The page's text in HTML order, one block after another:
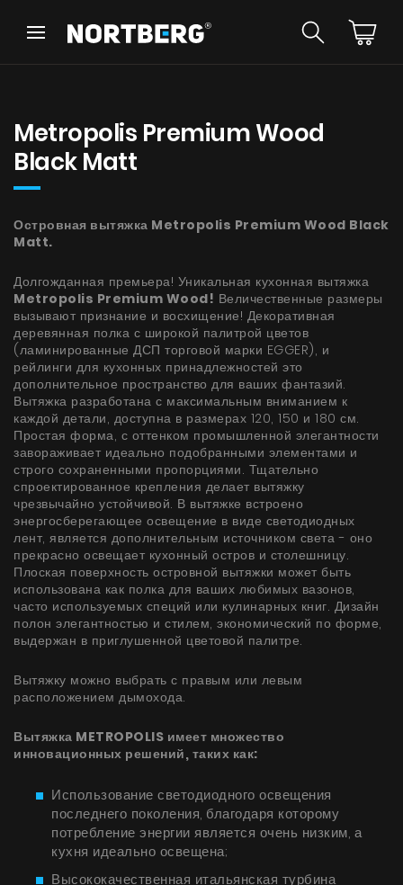
Назад
Вытяжки Островные
Вытяжки Пристенные
Вытяжки Встраиваемые
Вытяжки Рустикальные
Вытяжки Цилиндрические
Вытяжки Декоративные
Вытяжки Телескопические
Вытяжки Интегрированные
Аксессуары
Образцы цветов
Серия Super Silent
Nortberg Тихий Дом
Вытяжки с турбиной на крыше дома
Nortberg Тихая Кухня
Вытяжки с турбиной за пределами кухнонной
комнаты
Назад
УВИДЕТЬ ВСЕ
Инструкции
УВИДЕТЬ ВСЕ
FAQ - часто задаваемые вопросы
УВИДЕТЬ ВСЕ
Техническая поддержка
FAQ
Советы
Сервис
Metropolis Premium Wood
Black Matt
Островная вытяжка Metropolis Premium Wood Black
Matt.
Долгожданная премьера! Уникальная кухонная вытяжка
Metropolis Premium Wood! Величественные размеры
вызывают признание и восхищение! Декоративная
деревянная полка с широкой палитрой цветов
(ламинированные ДСП торговой марки EGGER), и
рейлинги для кухонных принадлежностей это
дополнительное пространство для ваших фантазий.
Вытяжка разработана с максимальным вниманием к
каждой детали, доступна в размерах 120, 150 и 180 см.
Простая форма, с оттенком промышленной элегантности
завораживает идеально подобранными элементами и
строго сохраненными пропорциями. Тщательно
спроектированное крепления делает вытяжку
чрезвычайно устойчивой. В вытяжке встроено
энергосберегающее освещение в виде светодиодных
лент, является дополнительным источником света - оно
прекрасно освещает кухонный остров и столешницу.
Плоская поверхность островной вытяжки может быть
использована как полка для ваших любимых вазонов,
часто используемых специй или кулинарных книг. Дизайн
полон элегантностью и стилем, экономический по форме,
выдержан в приглушенной цветовой палитре.
Вытяжку можно выбрать с правым или левым
расположением дымохода.
Вытяжка METROPOLIS имеет множество
инновационных решений, таких как:
Использование светодиодного освещения
последнего поколения, благодаря которому
потребление энергии является очень низким, а
кухня идеально освещена;
Высококачественная итальянская турбина